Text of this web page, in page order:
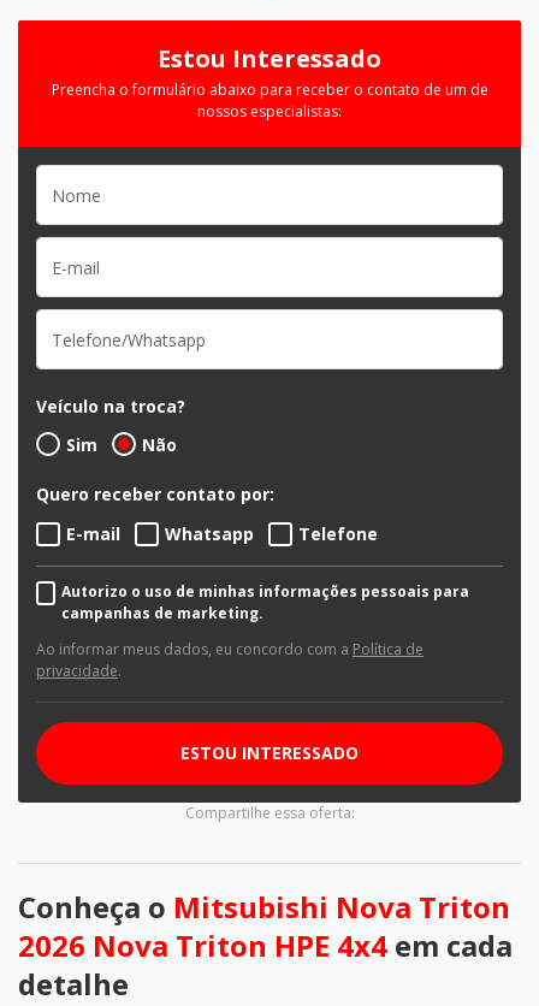
Estou Interessado
Preencha o formulário abaixo para receber o contato de um de
nossos especialistas:
Veículo na troca?
Sim
Não
Quero receber contato por:
E-mail
Whatsapp Telefone
Autorizo o uso de minhas informações pessoais para
campanhas de marketing.
Ao informar meus dados, eu concordo com a Política de
privacidade.
ESTOU INTERESSADO
Compartilhe essa oferta:
Conheça o Mitsubishi Nova Triton
2026 Nova Triton HPE 4x4 em cada
detalhe